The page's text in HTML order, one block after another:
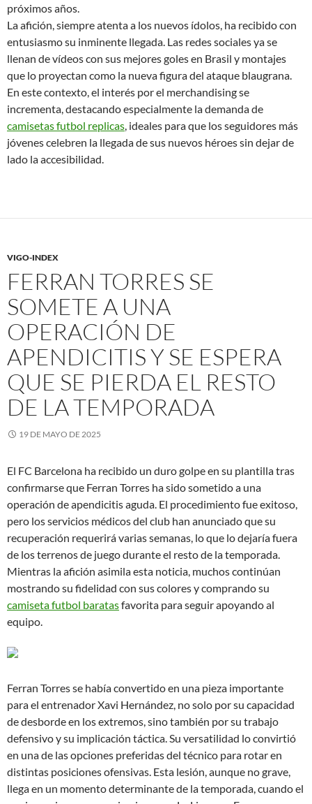
próximos años.
La afición, siempre atenta a los nuevos ídolos, ha recibido con
entusiasmo su inminente llegada. Las redes sociales ya se
llenan de vídeos con sus mejores goles en Brasil y montajes
que lo proyectan como la nueva figura del ataque blaugrana.
En este contexto, el interés por el merchandising se
incrementa, destacando especialmente la demanda de
camisetas futbol replicas , ideales para que los seguidores más
jóvenes celebren la llegada de sus nuevos héroes sin dejar de
lado la accesibilidad.
VIGO-INDEX
FERRAN TORRES SE
SOMETE A UNA
OPERACIÓN DE
APENDICITIS Y SE ESPERA
QUE SE PIERDA EL RESTO
DE LA TEMPORADA
19 DE MAYO DE 2025
El FC Barcelona ha recibido un duro golpe en su plantilla tras
confirmarse que Ferran Torres ha sido sometido a una
operación de apendicitis aguda. El procedimiento fue exitoso,
pero los servicios médicos del club han anunciado que su
recuperación requerirá varias semanas, lo que lo dejaría fuera
de los terrenos de juego durante el resto de la temporada.
Mientras la afición asimila esta noticia, muchos continúan
mostrando su fidelidad con sus colores y comprando su
camiseta futbol baratasfavorita para seguir apoyando al
equipo.
Ferran Torres se había convertido en una pieza importante
para el entrenador Xavi Hernández, no solo por su capacidad
de desborde en los extremos, sino también por su trabajo
defensivo y su implicación táctica. Su versatilidad lo convirtió
en una de las opciones preferidas del técnico para rotar en
distintas posiciones ofensivas. Esta lesión, aunque no grave,
llega en un momento determinante de la temporada, cuando el